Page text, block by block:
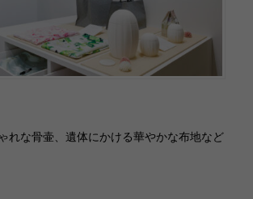
れな骨壷、遺体にかける華やかな布地など